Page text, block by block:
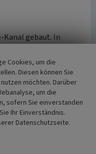
Kanal gebaut. In
Der
Kanal in Richtung
Im Schleusen-
im Rahmen von
in die aktuelle
Nord-Ostsee-Kanal
Cookies, um die
Diesen können Sie
möchten. Darüber
um die
sofern Sie einverstanden
Ihr Einverständnis.
Datenschutzseite.